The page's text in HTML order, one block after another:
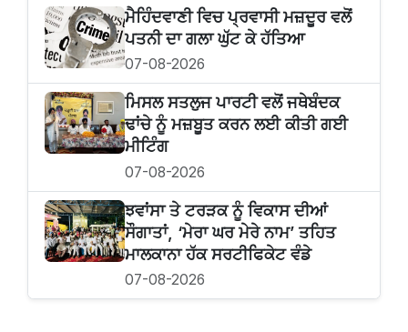
ਮੈਹਿੰਦਵਾਣੀ ਵਿਚ ਪ੍ਰਵਾਸੀ ਮਜ਼ਦੂਰ ਵਲੋਂ
ਪਤਨੀ ਦਾ ਗਲਾ ਘੁੱਟ ਕੇ ਹੱਤਿਆ
07-08-2026
ਮਿਸਲ ਸਤਲੁਜ ਪਾਰਟੀ ਵਲੋਂ ਜਥੇਬੰਦਕ
ਢਾਂਚੇ ਨੂੰ ਮਜ਼ਬੂਤ ਕਰਨ ਲਈ ਕੀਤੀ ਗਈ
ਮੀਟਿੰਗ
07-08-2026
ਝਵਾਂਸਾ ਤੇ ਟਰੜਕ ਨੂੰ ਵਿਕਾਸ ਦੀਆਂ
ਸੌਗਾਤਾਂ, ‘ਮੇਰਾ ਘਰ ਮੇਰੇ ਨਾਮ’ ਤਹਿਤ
ਮਾਲਕਾਨਾ ਹੱਕ ਸਰਟੀਫਿਕੇਟ ਵੰਡੇ
07-08-2026